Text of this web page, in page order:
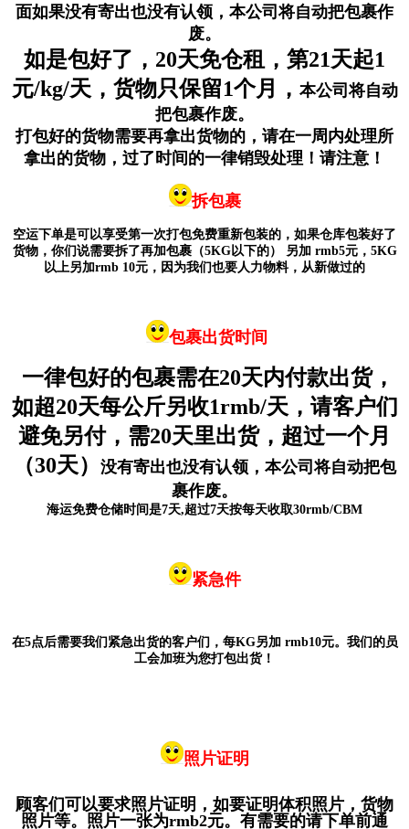
面如果没有寄出也没有认领，本公司将自动把包裹作
废。
如是包好了，20天免仓租，第21天起1
元/kg/天，货物只保留1个月， 本公司将自动
把包裹作废。
打包好的货物需要再拿出货物的，请在一周内处理所
拿出的货物，过了时间的一律销毁处理！请注意！
拆包裹
空运下单是可以享受第一次打包免费重新包装的，如果仓库包装好了
货物，你们说需要拆了再加包裹（5KG以下的） 另加 rmb5元，5KG
以上另加rmb 10元，因为我们也要人力物料，从新做过的
包裹出货时间
一律包好的包裹需在20天内付款出货，
如超20天每公斤另收1rmb/天，请客户们
避免另付，需20天里出货，超过一个月
（30天）
没有寄出也没有认领，本公司将自动把包
裹作废。
海运免费仓储时间是7天,超过7天按每天收取30rmb/CBM
紧急件
在5点后需要我们紧急出货的客户们，每KG另加 rmb10元。我们的员
工会加班为您打包出货！
照片证明
顾客们可以要求照片证明，如要证明体积照片，货物
照片等。照片一张为rmb2元。有需要的请下单前通